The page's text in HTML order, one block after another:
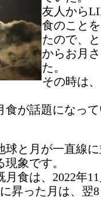
友人から
食のこと
たので、
からお月
た。
その時は
食が話題になっ
球と月が一直線
象です。
食は、2022年
昇った月は、翌